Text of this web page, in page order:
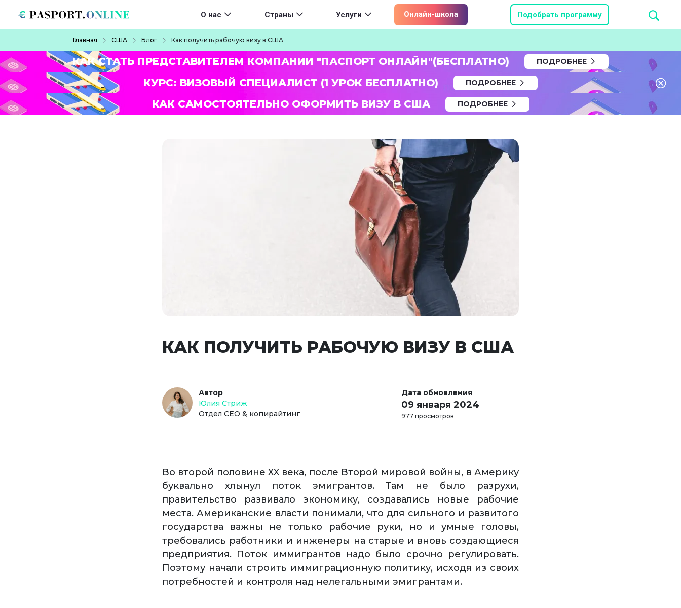
Main navigation
О нас Страны Услуги Онлайн-школа Подобрать программу
Главная США Блог Как получить рабочую визу в США
КАК СТАТЬ ПРЕДСТАВИТЕЛЕМ КОМПАНИИ "ПАСПОРТ ОНЛАЙН"(БЕСПЛАТНО) ПОДРОБНЕЕ
КУРС: ВИЗОВЫЙ СПЕЦИАЛИСТ (1 УРОК БЕСПЛАТНО) ПОДРОБНЕЕ
КАК САМОСТОЯТЕЛЬНО ОФОРМИТЬ ВИЗУ В США ПОДРОБНЕЕ
КАК ПОЛУЧИТЬ РАБОЧУЮ ВИЗУ В США
Автор
Юлия Стриж
Отдел СЕО & копирайтинг
Дата обновления
09 января 2024
977 просмотров
Во второй половине XX века, после Второй мировой войны, в Америку
буквально хлынул поток эмигрантов. Там не было разрухи,
правительство развивало экономику, создавались новые рабочие
места. Американские власти понимали, что для сильного и развитого
государства важны не только рабочие руки, но и умные головы,
требовались работники и инженеры на старые и вновь создающиеся
предприятия. Поток иммигрантов надо было срочно регулировать.
Поэтому начали строить иммиграционную политику, исходя из своих
потребностей и контроля над нелегальными эмигрантами.